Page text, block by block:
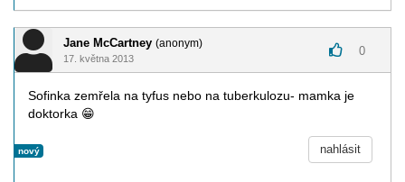
Jane McCartney (anonym)
17. května 2013
0
Sofinka zemřela na tyfus nebo na tuberkulozu- mamka je
doktorka 😁
nový nahlásit